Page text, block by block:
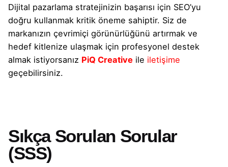
Dijital pazarlama stratejinizin başarısı için SEO’yu
doğru kullanmak kritik öneme sahiptir. Siz de
markanızın çevrimiçi görünürlüğünü artırmak ve
hedef kitlenize ulaşmak için profesyonel destek
almak istiyorsanız PiQ Creative ile iletişime
geçebilirsiniz.
Sıkça Sorulan Sorular
(SSS)